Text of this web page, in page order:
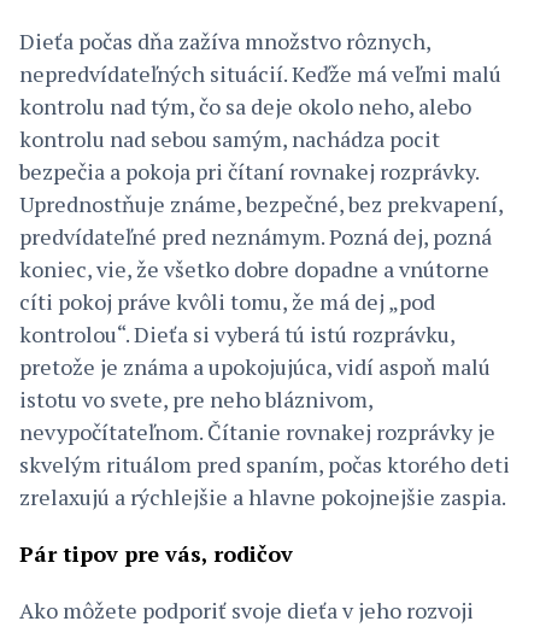
Dieťa počas dňa zažíva množstvo rôznych,
nepredvídateľných situácií. Keďže má veľmi malú
kontrolu nad tým, čo sa deje okolo neho, alebo
kontrolu nad sebou samým, nachádza pocit
bezpečia a pokoja pri čítaní rovnakej rozprávky.
Uprednostňuje známe, bezpečné, bez prekvapení,
predvídateľné pred neznámym. Pozná dej, pozná
koniec, vie, že všetko dobre dopadne a vnútorne
cíti pokoj práve kvôli tomu, že má dej „pod
kontrolou“. Dieťa si vyberá tú istú rozprávku,
pretože je známa a upokojujúca, vidí aspoň malú
istotu vo svete, pre neho bláznivom,
nevypočítateľnom. Čítanie rovnakej rozprávky je
skvelým rituálom pred spaním, počas ktorého deti
zrelaxujú a rýchlejšie a hlavne pokojnejšie zaspia.
Pár tipov pre vás, rodičov
Ako môžete podporiť svoje dieťa v jeho rozvoji